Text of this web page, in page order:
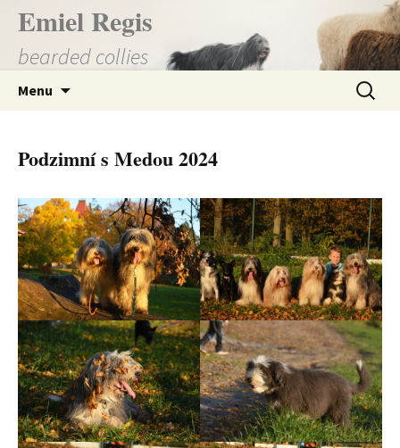
Přejít
obsahu
Emiel Regis
bearded collies
Menu
Podzimní s Medou 2024